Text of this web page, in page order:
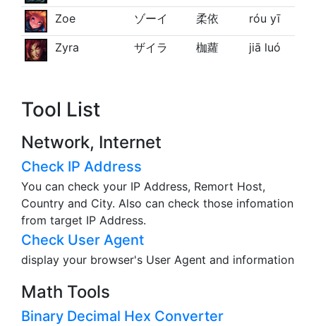
Zoe ゾーイ 柔依 róu yī
Zyra ザイラ 枷蘿 jiā luó
Tool List
Network, Internet
Check IP Address
You can check your IP Address, Remort Host,
Country and City. Also can check those infomation
from target IP Address.
Check User Agent
display your browser's User Agent and information
Math Tools
Binary Decimal Hex Converter